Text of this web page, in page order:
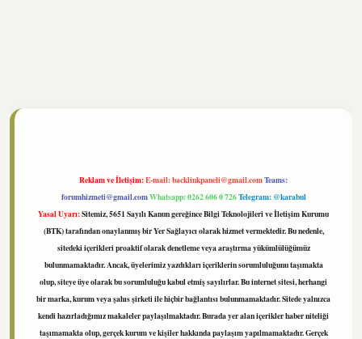
Reklam ve İletişim:E-mail:backlinkpaneli@gmail.comTeams:
forumhizmeti@gmail.comWhatsapp: 0262 606 0 726Telegram: @karabul
Yasal Uyarı:Sitemiz, 5651 Sayılı Kanun gereğince Bilgi Teknolojileri ve İletişim Kurumu
(BTK) tarafından onaylanmış bir Yer Sağlayıcı olarak hizmet vermektedir. Bu nedenle,
sitedeki içerikleri proaktif olarak denetleme veya araştırma yükümlülüğümüz
bulunmamaktadır. Ancak, üyelerimiz yazdıkları içeriklerin sorumluluğunu taşımakta
olup, siteye üye olarak bu sorumluluğu kabul etmiş sayılırlar. Bu internet sitesi, herhangi
bir marka, kurum veya şahıs şirketi ile hiçbir bağlantısı bulunmamaktadır. Sitede yalnızca
kendi hazırladığımız makaleler paylaşılmaktadır. Burada yer alan içerikler haber niteliği
taşımamakta olup, gerçek kurum ve kişiler hakkında paylaşım yapılmamaktadır. Gerçek